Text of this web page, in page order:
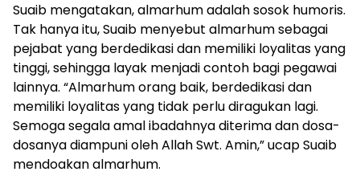
Suaib mengatakan, almarhum adalah sosok humoris.
Tak hanya itu, Suaib menyebut almarhum sebagai
pejabat yang berdedikasi dan memiliki loyalitas yang
tinggi, sehingga layak menjadi contoh bagi pegawai
lainnya. “Almarhum orang baik, berdedikasi dan
memiliki loyalitas yang tidak perlu diragukan lagi.
Semoga segala amal ibadahnya diterima dan dosa-
dosanya diampuni oleh Allah Swt. Amin,” ucap Suaib
mendoakan almarhum.